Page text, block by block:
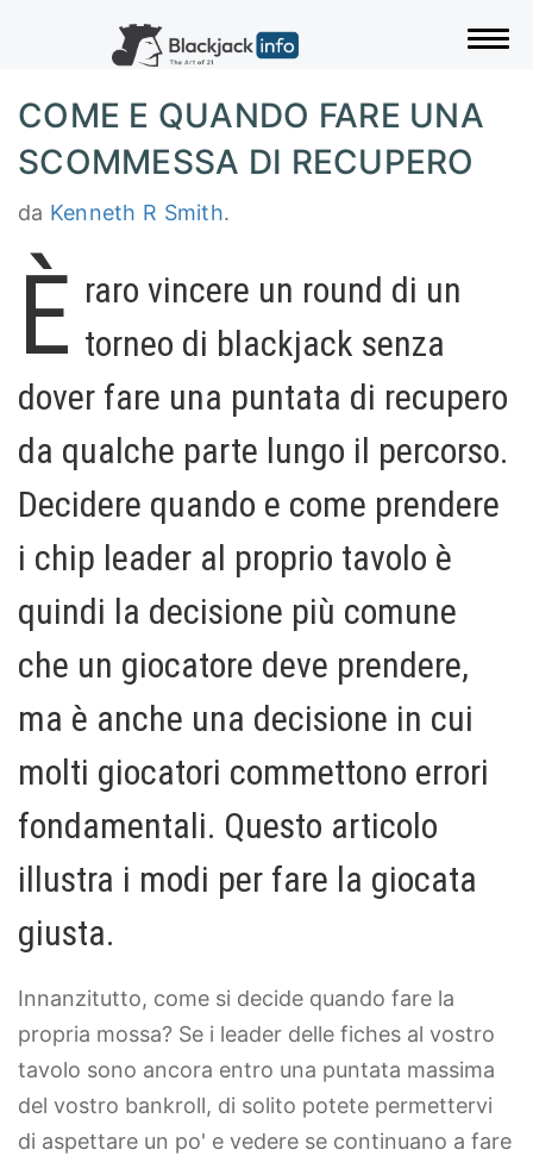
COME E QUANDO FARE UNA
SCOMMESSA DI RECUPERO
da Kenneth R Smith.
È raro vincere un round di un
torneo di blackjack senza
dover fare una puntata di recupero
da qualche parte lungo il percorso.
Decidere quando e come prendere
i chip leader al proprio tavolo è
quindi la decisione più comune
che un giocatore deve prendere,
ma è anche una decisione in cui
molti giocatori commettono errori
fondamentali. Questo articolo
illustra i modi per fare la giocata
giusta.
Innanzitutto, come si decide quando fare la
propria mossa? Se i leader delle fiches al vostro
tavolo sono ancora entro una puntata massima
del vostro bankroll, di solito potete permettervi
di aspettare un po' e vedere se continuano a fare